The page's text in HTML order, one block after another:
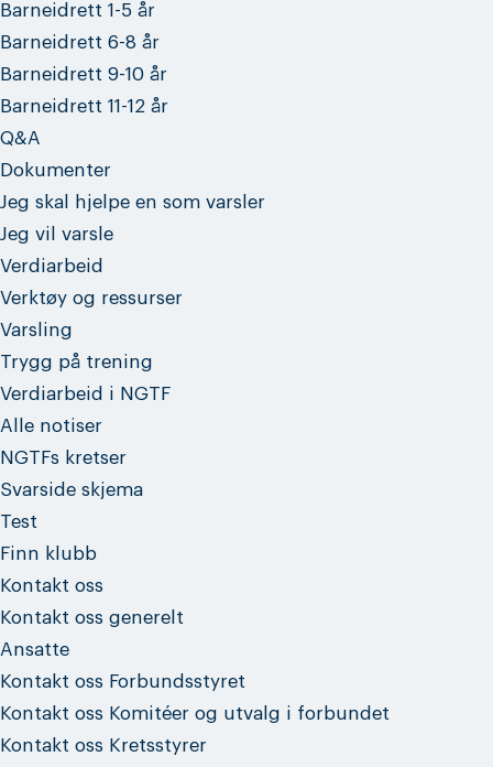
Barneidrett 1-5 år
Barneidrett 6-8 år
Barneidrett 9-10 år
Barneidrett 11-12 år
Q&A
Dokumenter
Jeg skal hjelpe en som varsler
Jeg vil varsle
Verdiarbeid
Verktøy og ressurser
Varsling
Trygg på trening
Verdiarbeid i NGTF
Alle notiser
NGTFs kretser
Svarside skjema
Test
Finn klubb
Kontakt oss
Kontakt oss generelt
Ansatte
Kontakt oss Forbundsstyret
Kontakt oss Komitéer og utvalg i forbundet
Kontakt oss Kretsstyrer